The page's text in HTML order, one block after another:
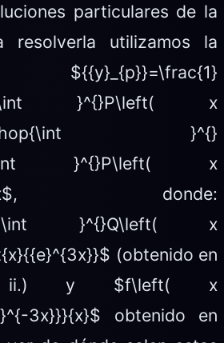
particulares de la
resolverla utilizamos la
}^{}P\left( x
}^{}
}^{}P\left( x
donde:
}^{}Q\left( x
(obtenido en
ii.) y $f\left( x
3x}}}{x}$ obtenido en